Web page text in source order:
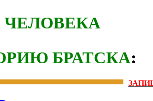
ЧЕЛОВЕКА
БРАТСКА: